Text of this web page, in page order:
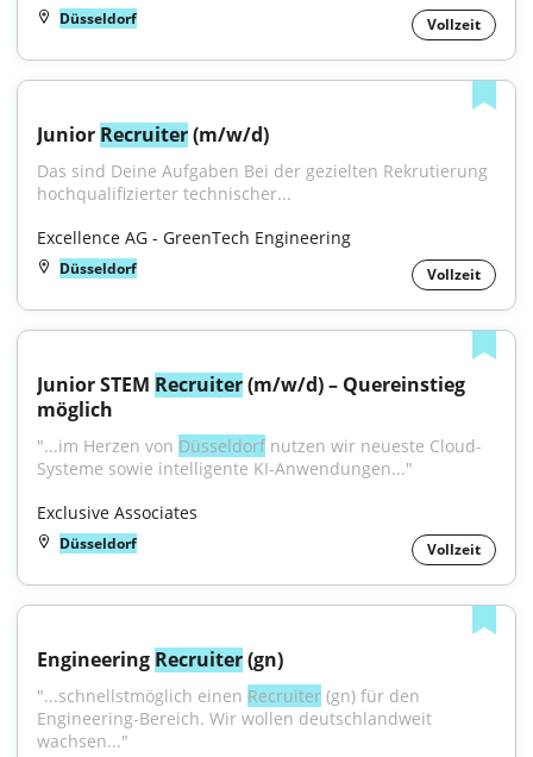
Düsseldorf Vollzeit
Junior Recruiter (m/w/d)
Das sind Deine Aufgaben Bei der gezielten Rekrutierung
hochqualifizierter technischer...
Excellence AG - GreenTech Engineering
Düsseldorf Vollzeit
Junior STEM Recruiter (m/w/d) – Quereinstieg
möglich
"...im Herzen von Düsseldorf nutzen wir neueste Cloud-
Systeme sowie intelligente KI-Anwendungen..."
Exclusive Associates
Düsseldorf Vollzeit
Engineering Recruiter (gn)
"...schnellstmöglich einen Recruiter (gn) für den
Engineering-Bereich. Wir wollen deutschlandweit
wachsen..."